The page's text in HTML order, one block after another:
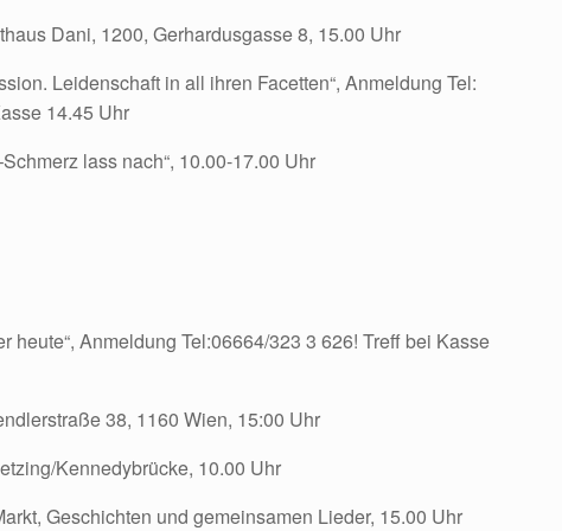
Dani, 1200, Gerhardusgasse 8, 15.00 Uhr
Leidenschaft in all ihren Facetten“, Anmeldung Tel:
14.45 Uhr
lass nach“, 10.00-17.00 Uhr
heute“, Anmeldung Tel:06664/323 3 626! Treff bei Kasse
38, 1160 Wien, 15:00 Uhr
Kennedybrücke, 10.00 Uhr
Geschichten und gemeinsamen Lieder, 15.00 Uhr